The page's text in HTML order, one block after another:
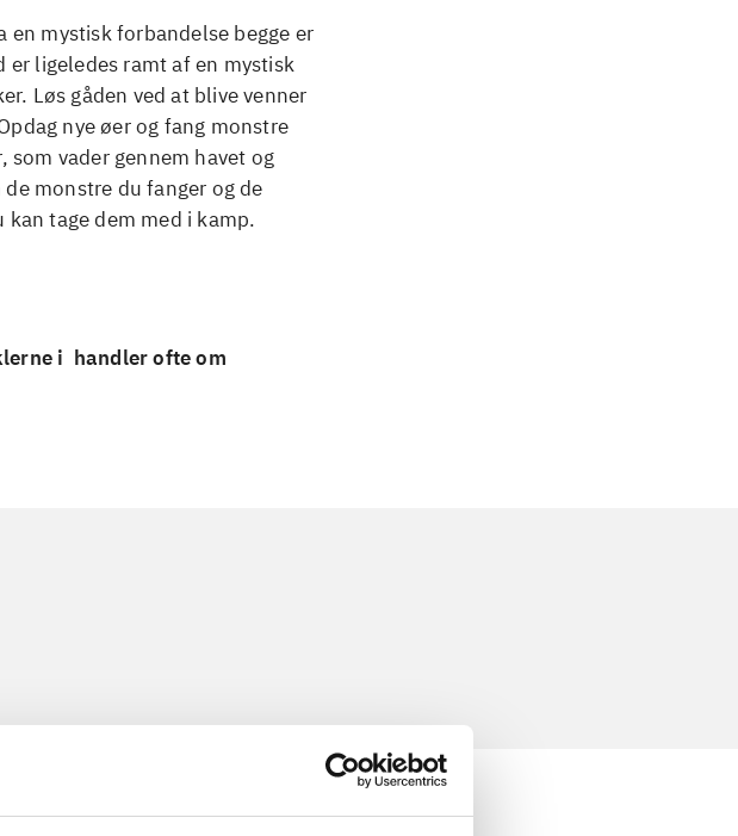
en mystisk forbandelse begge er
ligeledes ramt af en mystisk
Løs gåden ved at blive venner
nye øer og fang monstre
vader gennem havet og
monstre du fanger og de
tage dem med i kamp.
i handler ofte om